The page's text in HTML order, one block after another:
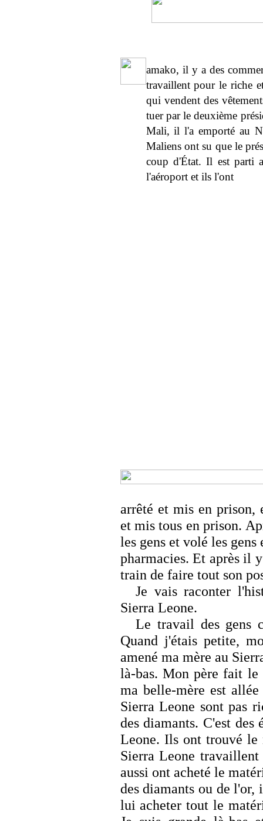
amako, il y a des
travaillent pour le riche
qui vendent des
tuer par le deuxième
Mali, il l'a emporté au
Maliens ont su que le
coup d'État. Il est parti
l'aéroport et ils l'ont
arrêté et mis en prison,
et mis tous en prison.
les gens et volé les
pharmacies. Et après il
train de faire tout son
Je vais raconter
Sierra Leone.
Le travail des gens
Quand j'étais petite,
amené ma mère au
là-bas. Mon père fait
ma belle-mère est
Sierra Leone sont pas
des diamants. C'est des
Leone. Ils ont trouvé le
Sierra Leone travaillent
aussi ont acheté le
des diamants ou de l'or,
lui acheter tout le